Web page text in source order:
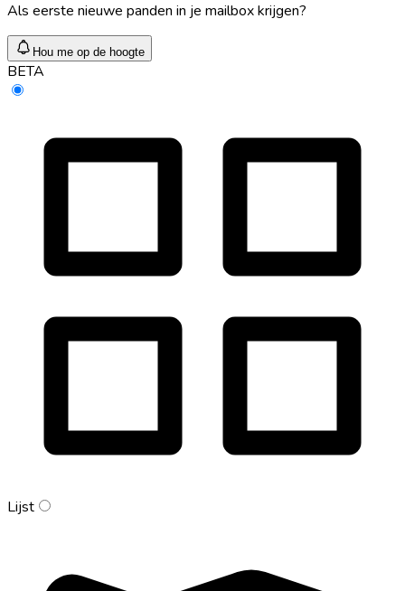
Als eerste nieuwe panden in je mailbox krijgen?
Hou me op de hoogte
BETA
Lijst